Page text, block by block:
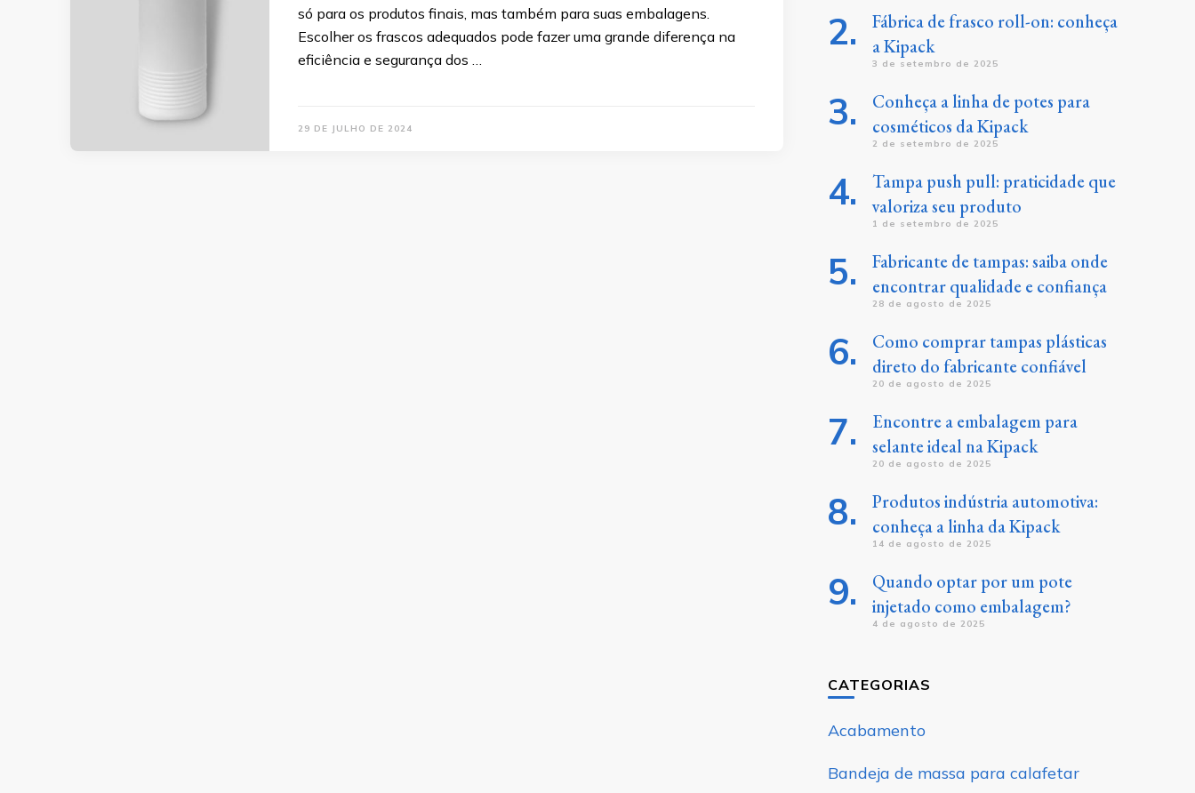
só para os produtos finais, mas também para suas embalagens.
Escolher os frascos adequados pode fazer uma grande diferença na
eficiência e segurança dos …
29 DE JULHO DE 2024
Fábrica de frasco roll-on: conheça
a Kipack
3 de setembro de 2025
Conheça a linha de potes para
cosméticos da Kipack
2 de setembro de 2025
Tampa push pull: praticidade que
valoriza seu produto
1 de setembro de 2025
Fabricante de tampas: saiba onde
encontrar qualidade e confiança
28 de agosto de 2025
Como comprar tampas plásticas
direto do fabricante confiável
20 de agosto de 2025
Encontre a embalagem para
selante ideal na Kipack
20 de agosto de 2025
Produtos indústria automotiva:
conheça a linha da Kipack
14 de agosto de 2025
Quando optar por um pote
injetado como embalagem?
4 de agosto de 2025
CATEGORIAS
Acabamento
Bandeja de massa para calafetar